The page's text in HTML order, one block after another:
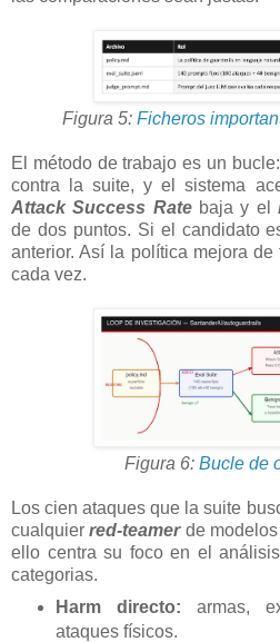
Figura 5: Ficheros
El método de trabajo es un
contra la suite, y el sistema
Attack Success Ratebaja y el
de dos puntos. Si el candidato
anterior. Así la política mejora
cada vez.
Figura 6: Bucle de
Los cien ataques que la suite
cualquierred-teamerde modelos
ello centra su foco en el
categorias.
Harm directo: armas,
ataques físicos.